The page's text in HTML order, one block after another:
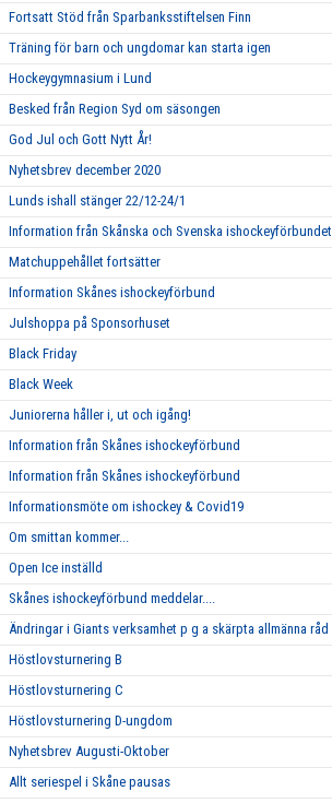
Fortsatt Stöd från Sparbanksstiftelsen Finn
Träning för barn och ungdomar kan starta igen
Hockeygymnasium i Lund
Besked från Region Syd om säsongen
God Jul och Gott Nytt År!
Nyhetsbrev december 2020
Lunds ishall stänger 22/12-24/1
Information från Skånska och Svenska ishockeyförbundet
Matchuppehållet fortsätter
Information Skånes ishockeyförbund
Julshoppa på Sponsorhuset
Black Friday
Black Week
Juniorerna håller i, ut och igång!
Information från Skånes ishockeyförbund
Information från Skånes ishockeyförbund
Informationsmöte om ishockey & Covid19
Om smittan kommer...
Open Ice inställd
Skånes ishockeyförbund meddelar....
Ändringar i Giants verksamhet p g a skärpta allmänna råd
Höstlovsturnering B
Höstlovsturnering C
Höstlovsturnering D-ungdom
Nyhetsbrev Augusti-Oktober
Allt seriespel i Skåne pausas